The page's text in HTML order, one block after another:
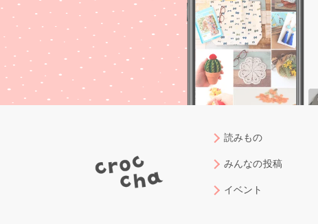
読みもの
みんなの投稿
イベント